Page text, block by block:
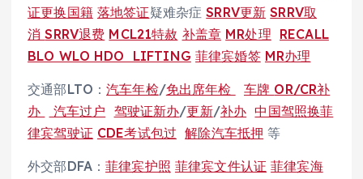
证更换国籍 落地签证疑难杂症SRRV更新 SRRV取
消SRRV退费 MCL21特赦 补盖章 MR处理 RECALL
BLO WLO HDO LIFTING 菲律宾婚签 MR办理
交通部LTO：汽车年检/免出席年检 车牌 OR/CR补
办
汽车过户 驾驶证新办/更新/补办 中国驾照换菲
律宾驾驶证 CDE考试包过 解除汽车抵押 等
外交部DFA：菲律宾护照 菲律宾文件认证 菲律宾海